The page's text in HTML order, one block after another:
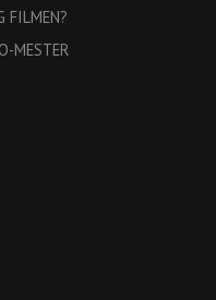
FILMEN?
MESTER